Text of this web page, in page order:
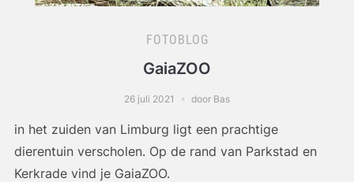
FOTOBLOG
GaiaZOO
26 juli 2021 door Bas
in het zuiden van Limburg ligt een prachtige
dierentuin verscholen. Op de rand van Parkstad en
Kerkrade vind je GaiaZOO.